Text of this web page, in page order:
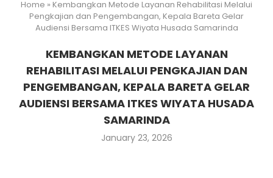
Home » Kembangkan Metode Layanan Rehabilitasi Melalui
Pengkajian dan Pengembangan, Kepala Bareta Gelar
Audiensi Bersama ITKES Wiyata Husada Samarinda
KEMBANGKAN METODE LAYANAN
REHABILITASI MELALUI PENGKAJIAN DAN
PENGEMBANGAN, KEPALA BARETA GELAR
AUDIENSI BERSAMA ITKES WIYATA HUSADA
SAMARINDA
January 23, 2026